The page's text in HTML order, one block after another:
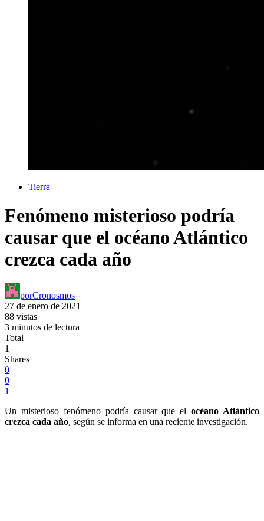
Tierra
Fenómeno misterioso podría
causar que el océano Atlántico
crezca cada año
porCronosmos
27 de enero de 2021
88 vistas
3 minutos de lectura
Total
1
Shares
0
0
1
Un misterioso fenómeno podría causar que elocéano Atlántico
crezca cada año, según se informa en una reciente investigación.